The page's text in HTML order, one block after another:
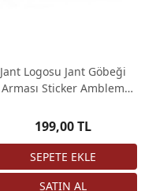
Jant Logosu Jant Göbeği
Arması Sticker Amblem
199,00 TL